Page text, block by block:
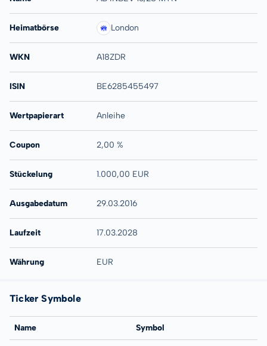
Heimatbörse London
WKN A18ZDR
ISIN BE6285455497
Wertpapierart Anleihe
Coupon 2,00 %
Stückelung 1.000,00 EUR
Ausgabedatum 29.03.2016
Laufzeit 17.03.2028
Währung EUR
Ticker Symbole
Name Symbol